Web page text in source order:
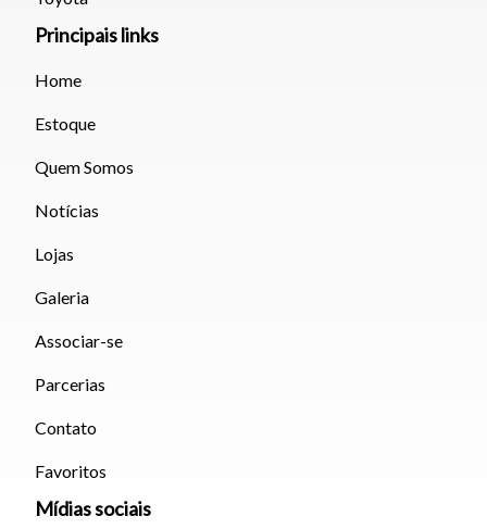
Principais links
Home
Estoque
Quem Somos
Notícias
Lojas
Galeria
Associar-se
Parcerias
Contato
Favoritos
Mídias sociais